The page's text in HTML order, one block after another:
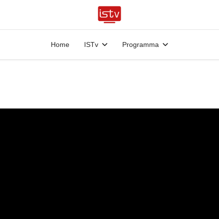
Home ISTv Programma